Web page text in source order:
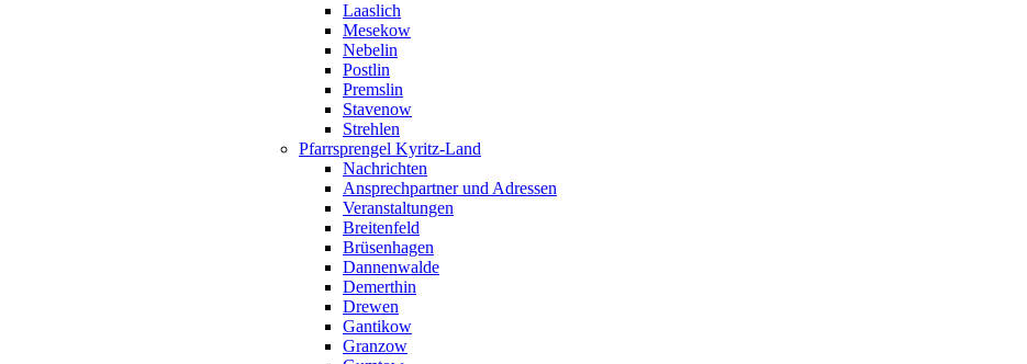
Laaslich
Mesekow
Nebelin
Postlin
Premslin
Stavenow
Strehlen
Pfarrsprengel Kyritz-Land
Nachrichten
Ansprechpartner und Adressen
Veranstaltungen
Breitenfeld
Brüsenhagen
Dannenwalde
Demerthin
Drewen
Gantikow
Granzow